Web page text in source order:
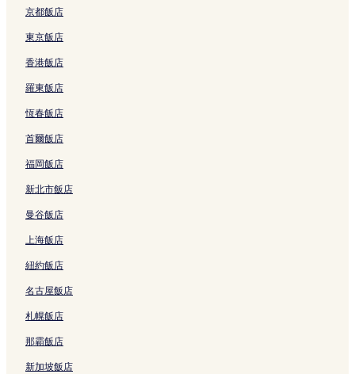
京都飯店
東京飯店
香港飯店
羅東飯店
恆春飯店
首爾飯店
福岡飯店
新北市飯店
曼谷飯店
上海飯店
紐約飯店
名古屋飯店
札幌飯店
那霸飯店
新加坡飯店